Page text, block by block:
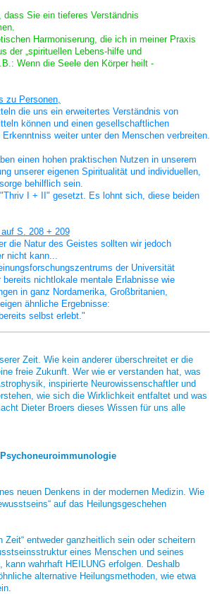
Sie ein tieferes Verständnis
Harmoniserung, die ich in meiner Praxis
der „spirituellen Lebens-hilfe und
Wenn die Seele den Körper heilt -
zu Personen,
die uns ein erweitertes Verständnis von
können und einen gesellschaftlichen
weiter unter den Menschen verbreiten.
einen hohen praktischen Nutzen in unserem
unserer eigenen Spiritualität und individuellen,
behilflich sein.
I + II" gesetzt. Es lohnt sich, diese beiden
S. 208 + 209
die Natur des Geistes sollten wir jedoch
nicht kann...
der Universität
nichtlokale mentale Erlabnisse wie
in ganz Nordamerika, Großbritanien,
ähnliche Ergebnisse:
selbst erlebt."
Zeit. Wie kein anderer überschreitet er die
freie Zukunft. Wer wie er verstanden hat, was
inspirierte Neurowissenschaftler und
wie sich die Wirklichkeit entfaltet und was
Dieter Broers dieses Wissen für uns alle
neuen Denkens in der modernen Medizin. Wie
auf das Heilungsgeschehen
entweder ganzheitlich sein oder scheitern
eines Menschen und seines
wahrhaft HEILUNG erfolgen. Deshalb
alternative Heilungsmethoden, wie etwa